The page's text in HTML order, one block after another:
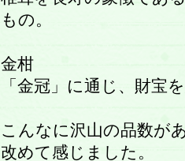
もの。
金柑
「金冠」に通じ、財宝
こんなに沢山の品数が
改めて感じました。